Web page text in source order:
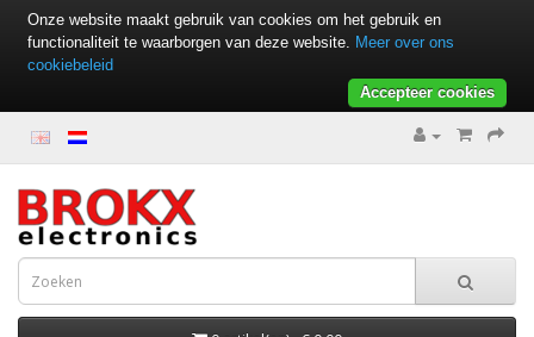
Onze website maakt gebruik van cookies om het gebruik en
functionaliteit te waarborgen van deze website. Meer over ons
cookiebeleid
Accepteer cookies